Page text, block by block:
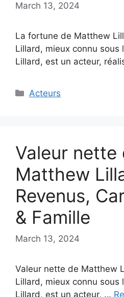
March 13, 2024
La fortune de Matthew
Lillard, mieux connu sous
Lillard, est un acteur,
Categories
Acteurs
Valeur nette
Matthew
Revenus,
& Famille
March 13, 2024
Valeur nette de Matthew
Lillard, mieux connu sous
Lillard, est un acteur, …